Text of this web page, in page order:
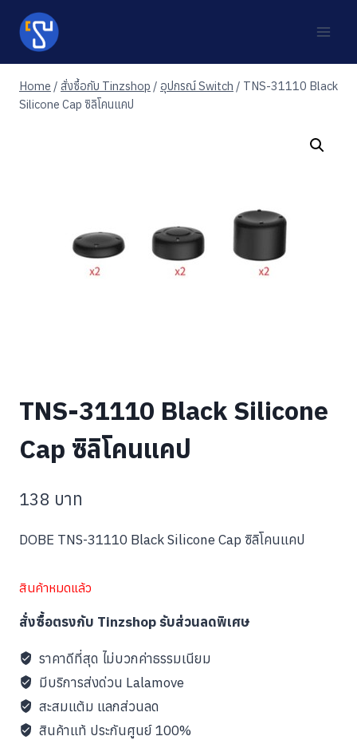
content
Home / สั่งซื้อกับ Tinzshop / อุปกรณ์ Switch / TNS-31110 Black
Silicone Cap ซิลิโคนแคป
TNS-31110 Black Silicone
Cap ซิลิโคนแคป
138 บาท
DOBE TNS-31110 Black Silicone Cap ซิลิโคนแคป
สินค้าหมดแล้ว
สั่งซื้อตรงกับ Tinzshop รับส่วนลดพิเศษ
ราคาดีที่สุด ไม่บวกค่าธรรมเนียม
มีบริการส่งด่วน Lalamove
สะสมแต้ม แลกส่วนลด
สินค้าแท้ ประกันศูนย์ 100%